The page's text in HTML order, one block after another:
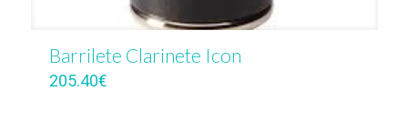
Barrilete Clarinete Icon
205.40€